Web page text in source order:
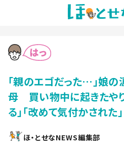
「親のエゴだった…」娘
母 買い物中に起きたや
る」「改めて気付かされた」
ほ・とせなNEWS編集部